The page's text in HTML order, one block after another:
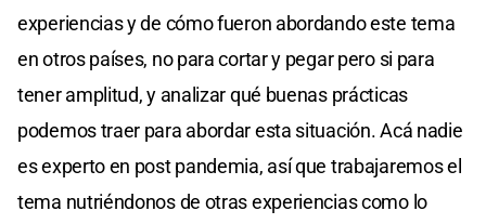
experiencias y de cómo fueron abordando este tema
en otros países, no para cortar y pegar pero si para
tener amplitud, y analizar qué buenas prácticas
podemos traer para abordar esta situación. Acá nadie
es experto en post pandemia, así que trabajaremos el
tema nutriéndonos de otras experiencias como lo